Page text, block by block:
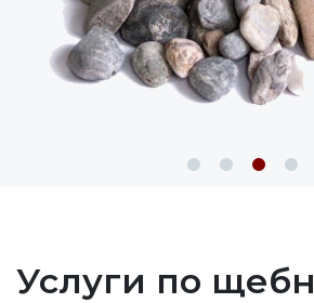
Услуги по